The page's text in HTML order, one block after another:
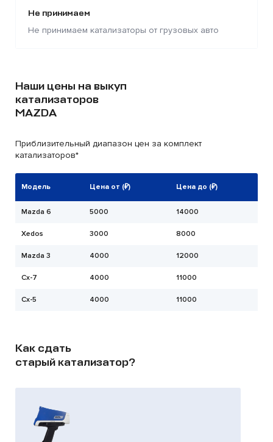
Не принимаем
Не принимаем катализаторы от грузовых авто
Наши цены на выкуп
катализаторов
MAZDA
Приблизительный диапазон цен за комплект
катализаторов*
Модель Цена от (₽) Цена до (₽)
Mazda 6 5000 14000
Xedos 3000 8000
Mazda 3 4000 12000
Cx-7 4000 11000
Cx-5 4000 11000
Как сдать
старый катализатор?